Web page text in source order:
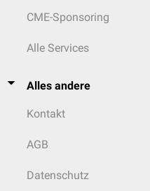
CME-Sponsoring
Alle Services
Alles andere
Kontakt
AGB
Datenschutz